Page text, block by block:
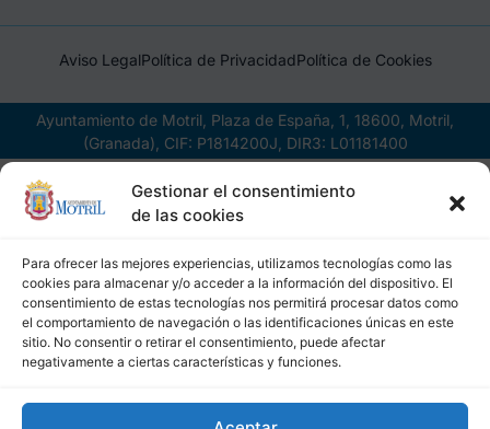
Gestionar el consentimiento
de las cookies
Para ofrecer las mejores experiencias, utilizamos tecnologías como las
cookies para almacenar y/o acceder a la información del dispositivo. El
consentimiento de estas tecnologías nos permitirá procesar datos como
el comportamiento de navegación o las identificaciones únicas en este
sitio. No consentir o retirar el consentimiento, puede afectar
negativamente a ciertas características y funciones.
Aviso LegalPolítica de PrivacidadPolítica de Cookies
Ayuntamiento de Motril, Plaza de España, 1, 18600, Motril,
(Granada), CIF: P1814200J, DIR3: L01181400